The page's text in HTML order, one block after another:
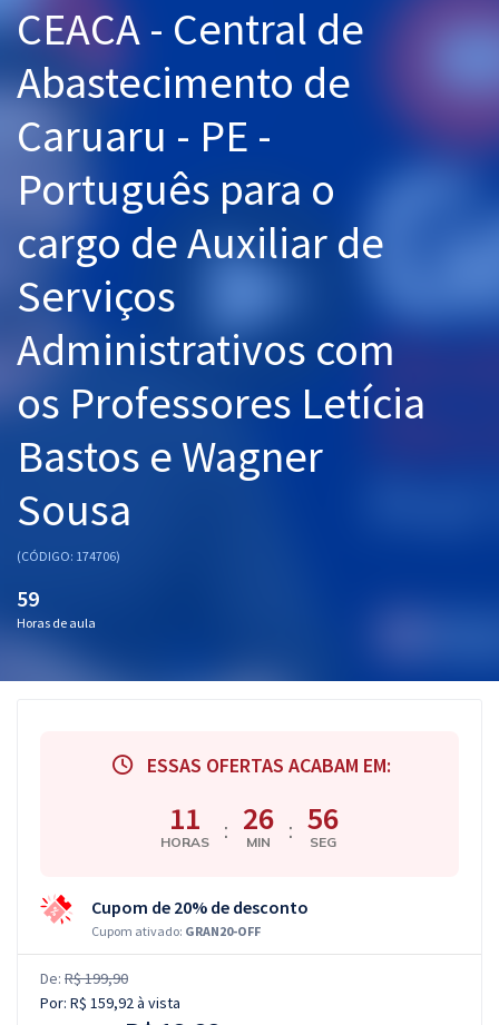
Cursos 20% OFF
Pós
Graduação
OAB
Questões grátis
Aprovados
CEACA - Central de
Abastecimento de
Caruaru - PE -
Português para o
cargo de Auxiliar de
Serviços
Administrativos com
os Professores Letícia
Bastos e Wagner
Sousa
(CÓDIGO: 174706)
59
Horas de aula
ESSAS OFERTAS ACABAM EM:
11
HORAS : 26
MIN : 55
SEG
Cupom de 20% de desconto
Cupom ativado: GRAN20-OFF
De: R$ 199,90
Por: R$ 159,92à vista